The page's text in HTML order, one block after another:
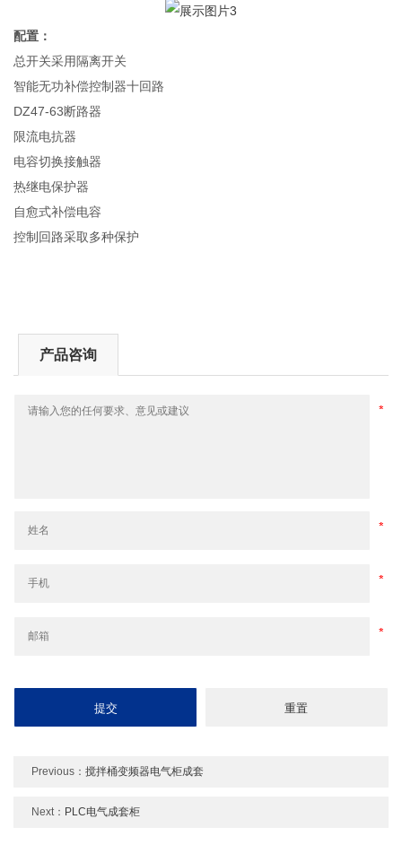
配置：
总开关采用隔离开关
智能无功补偿控制器十回路
DZ47-63断路器
限流电抗器
电容切换接触器
热继电保护器
自愈式补偿电容
控制回路采取多种保护
产品咨询
Previous：搅拌桶变频器电气柜成套
Next： PLC电气成套柜